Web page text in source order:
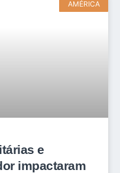
AMÉRICA
e
impactaram